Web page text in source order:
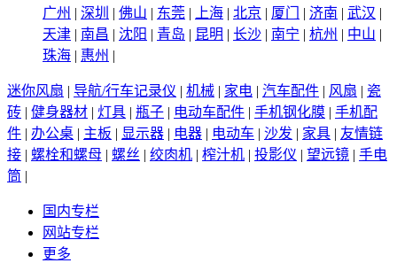
广州 | 深圳 | 佛山 | 东莞 | 上海 | 北京 | 厦门 | 济南 | 武汉 |
天津 | 南昌 | 沈阳 | 青岛 | 昆明 | 长沙 | 南宁 | 杭州 | 中山 |
珠海 | 惠州 |
迷你风扇 | 导航/行车记录仪 | 机械 | 家电 | 汽车配件 | 风扇 | 瓷
砖 | 健身器材 | 灯具 | 瓶子 | 电动车配件 | 手机钢化膜 | 手机配
件 | 办公桌 | 主板 | 显示器 | 电器 | 电动车 | 沙发 | 家具 | 友情链
接 | 螺栓和螺母 | 螺丝 | 绞肉机 | 榨汁机 | 投影仪 | 望远镜 | 手电
筒 |
国内专栏
网站专栏
更多